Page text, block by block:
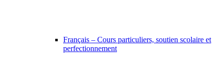
Français – Cours particuliers, soutien scolaire et
perfectionnement